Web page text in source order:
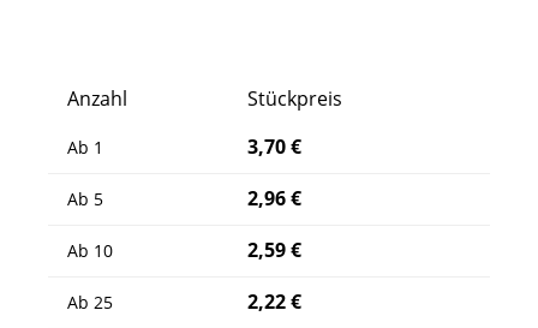
Anzahl Stückpreis
Ab 1 3,70 €
Ab 5 2,96 €
Ab 10 2,59 €
Ab 25 2,22 €